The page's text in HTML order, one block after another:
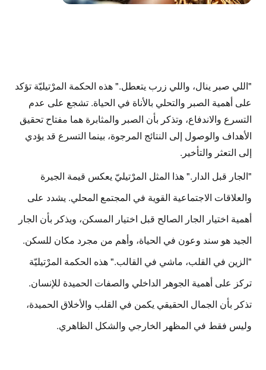
"اللي صبر ينال، واللي زرب يتعطل."هذه الحكمة المرْتيليّة تؤكد
على أهمية الصبر والتحلي بالأناة في الحياة. تشجع على عدم
التسرع والاندفاع، وتذكر بأن الصبر والمثابرة هما مفتاح تحقيق
الأهداف والوصول إلى النتائج المرجوة، بينما التسرع قد يؤدي
إلى التعثر والتأخير.
"الجار قبل الدار."هذا المثل المرْتيليّ يعكس قيمة الجيرة
والعلاقات الاجتماعية القوية في المجتمع المحلي. يشدد على
أهمية اختيار الجار الصالح قبل اختيار المسكن، ويذكر بأن الجار
الجيد هو سند وعون في الحياة، وأهم من مجرد مكان للسكن.
"الزين في القلب، ماشي في القالب."هذه الحكمة المرْتيليّة
تركز على أهمية الجوهر الداخلي والصفات الحميدة للإنسان.
تذكر بأن الجمال الحقيقي يكمن في القلب والأخلاق الحميدة،
وليس فقط في المظهر الخارجي والشكل الظاهري.